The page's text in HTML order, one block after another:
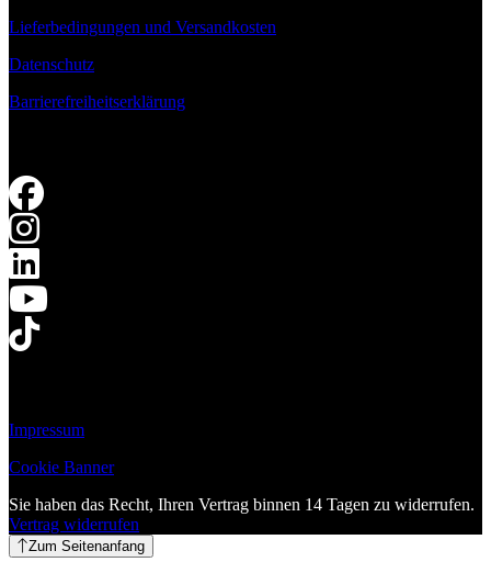
Lieferbedingungen und Versandkosten
Datenschutz
Barrierefreiheitserklärung
Impressum
Cookie Banner
Sie haben das Recht, Ihren Vertrag binnen 14 Tagen zu widerrufen.
Vertrag widerrufen
Zum Seitenanfang